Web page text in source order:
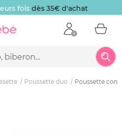
fois dès 35€ d'achat
Poussette duo Poussette